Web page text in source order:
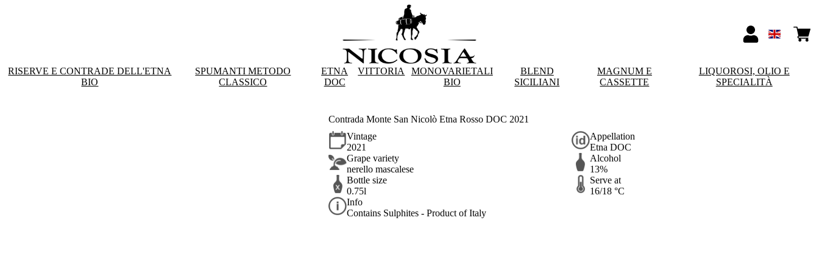
RISERVE E CONTRADE DELL'ETNA
BIO
SPUMANTI METODO
CLASSICO
ETNA
DOC
VITTORIA
MONOVARIETALI
BIO
BLEND
SICILIANI
MAGNUM E
CASSETTE
LIQUOROSI, OLIO E
SPECIALITÀ
Contrada Monte San Nicolò Etna Rosso DOC 2021
Vintage
2021
Appellation
Etna DOC
Grape variety
nerello mascalese
Alcohol
13%
Bottle size
0.75l
Serve at
16/18 °C
Info
Contains Sulphites - Product of Italy